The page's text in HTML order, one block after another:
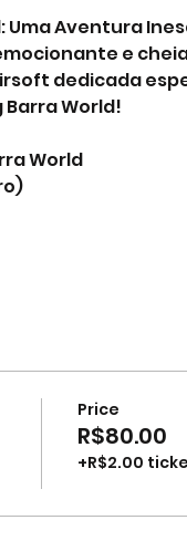
Uma Aventura
e
dedicada
World!
World
Price
R$80.00
+R$2.00